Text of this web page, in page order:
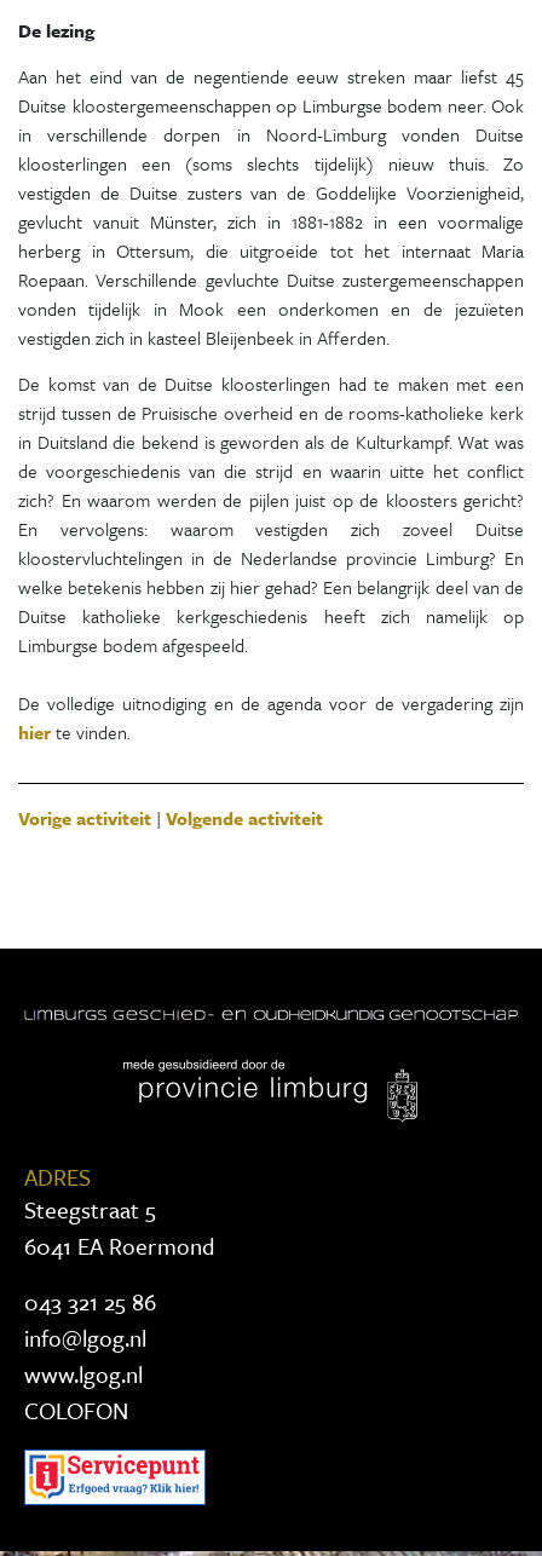
De lezing
Aan het eind van de negentiende eeuw streken maar liefst 45
Duitse kloostergemeenschappen op Limburgse bodem neer. Ook
in verschillende dorpen in Noord-Limburg vonden Duitse
kloosterlingen een (soms slechts tijdelijk) nieuw thuis. Zo
vestigden de Duitse zusters van de Goddelijke Voorzienigheid,
gevlucht vanuit Münster, zich in 1881-1882 in een voormalige
herberg in Ottersum, die uitgroeide tot het internaat Maria
Roepaan. Verschillende gevluchte Duitse zustergemeenschappen
vonden tijdelijk in Mook een onderkomen en de jezuïeten
vestigden zich in kasteel Bleijenbeek in Afferden.
De komst van de Duitse kloosterlingen had te maken met een
strijd tussen de Pruisische overheid en de rooms-katholieke kerk
in Duitsland die bekend is geworden als de Kulturkampf. Wat was
de voorgeschiedenis van die strijd en waarin uitte het conflict
zich? En waarom werden de pijlen juist op de kloosters gericht?
En vervolgens: waarom vestigden zich zoveel Duitse
kloostervluchtelingen in de Nederlandse provincie Limburg? En
welke betekenis hebben zij hier gehad? Een belangrijk deel van de
Duitse katholieke kerkgeschiedenis heeft zich namelijk op
Limburgse bodem afgespeeld.
De volledige uitnodiging en de agenda voor de vergadering zijn
hierte vinden.
Vorige activiteit | Volgende activiteit
ADRES
Steegstraat 5
6041 EA Roermond
043 321 25 86
info@lgog.nl
www.lgog.nl
COLOFON